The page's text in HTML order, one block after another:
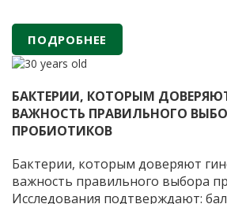
восстановления и поддержания
баланса микрофлоры. Препарат
основе научных исследований
«ФИРМА
лет
научных
разработок
ПОДРОБНЕЕ
БАКТЕРИИ, КОТОРЫМ
ВАЖНОСТЬ ПРАВИЛЬНОГО
ПРОБИОТИКОВ
Бактерии, которым доверяют
важность правильного выбора
Исследования подтверждают: